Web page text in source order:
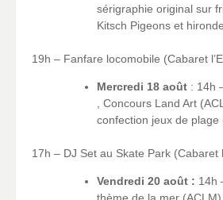
sérigraphie original sur
Kitsch Pigeons et
19h – Fanfare locomobile (Cabaret
Mercredi 18 août : 14h
, Concours Land Art
confection jeux de plage
17h – DJ Set au Skate Park (Cabaret
Vendredi 20 août : 14h